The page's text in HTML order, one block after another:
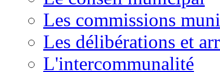
Les commissions
Les délibérations et
L'intercommunalité